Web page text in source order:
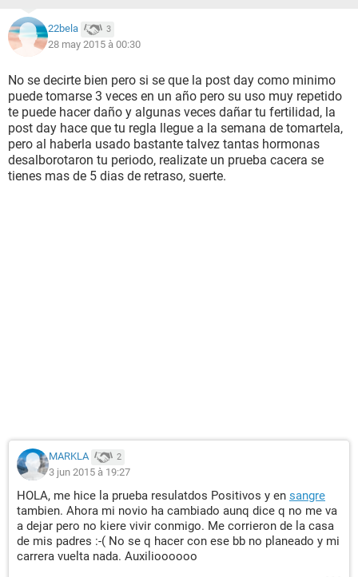
22bela 3
28 may 2015 à 00:30
No se decirte bien pero si se que la post day como minimo
puede tomarse 3 veces en un año pero su uso muy repetido
te puede hacer daño y algunas veces dañar tu fertilidad, la
post day hace que tu regla llegue a la semana de tomartela,
pero al haberla usado bastante talvez tantas hormonas
desalborotaron tu periodo, realizate un prueba cacera se
tienes mas de 5 dias de retraso, suerte.
MARKLA 2
3 jun 2015 à 19:27
HOLA, me hice la prueba resulatdos Positivos y en sangre
tambien. Ahora mi novio ha cambiado aunq dice q no me va
a dejar pero no kiere vivir conmigo. Me corrieron de la casa
de mis padres :-( No se q hacer con ese bb no planeado y mi
carrera vuelta nada. Auxilioooooo